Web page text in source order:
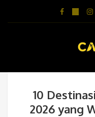
10
2026 yang